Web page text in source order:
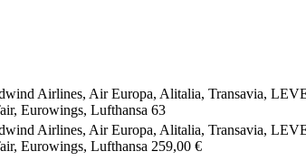
Airlines, Air Europa, Alitalia, Transavia,
Eurowings, Lufthansa 63
Airlines, Air Europa, Alitalia, Transavia,
Eurowings, Lufthansa 259,00 €